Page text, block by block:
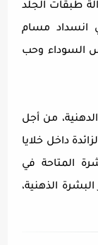
طبقات الجلد
انسداد مسام
السوداء وحب
من أجل
داخل خلايا
المتاحة في
الذهنية،